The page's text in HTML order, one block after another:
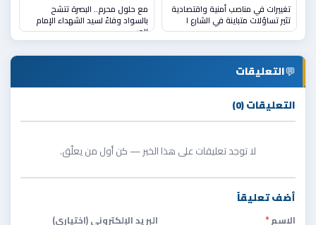
تغييرات في مناصب أمنية واقتصادية
تثير تساؤلات متباينة في الشارع ا
مع حلول محرم.. البصرة تتشح
بالسواد وفاءً لسيد الشهداء الإمام
الحس
💬التعليقات
التعليقات (0)
لا توجد تعليقات على هذا الخبر — كن أول من يعلّق.
أضف تعليقاً
الاسم* البريد الإلكتروني (اختياري)